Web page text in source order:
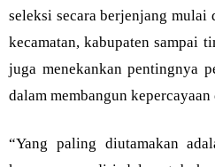
seleksi secara berjenjang mulai
kecamatan, kabupaten sampai
juga menekankan pentingnya
dalam membangun
“Yang paling diutamakan